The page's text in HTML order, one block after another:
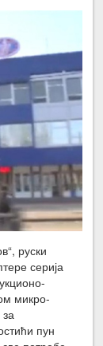
руски
серија
микро-
пун